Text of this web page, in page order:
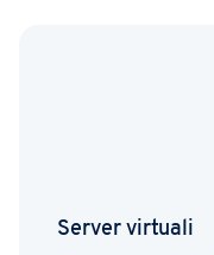
Server virtuali